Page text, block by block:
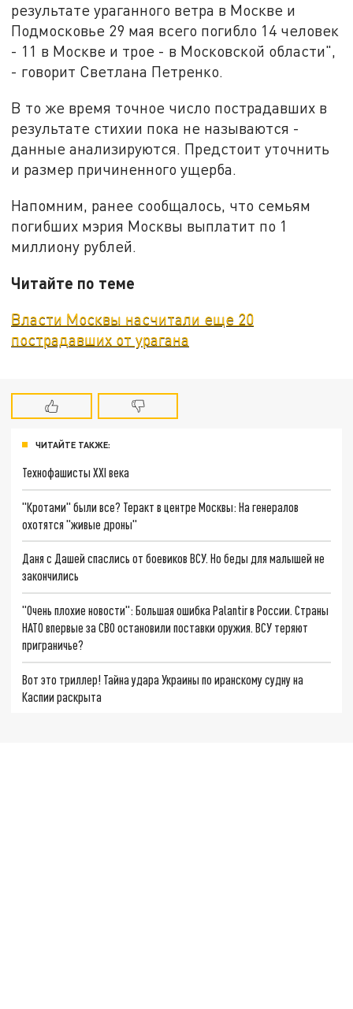
результате ураганного ветра в Москве и
Подмосковье 29 мая всего погибло 14 человек
- 11 в Москве и трое - в Московской области",
- говорит Светлана Петренко.
В то же время точное число пострадавших в
результате стихии пока не называются -
данные анализируются. Предстоит уточнить
и размер причиненного ущерба.
Напомним, ранее сообщалось, что семьям
погибших мэрия Москвы выплатит по 1
миллиону рублей.
Читайте по теме
Власти Москвы насчитали еще 20
пострадавших от урагана
ЧИТАЙТЕ ТАКЖЕ:
Технофашисты XXI века
"Кротами" были все? Теракт в центре Москвы: На генералов
охотятся "живые дроны"
Даня с Дашей спаслись от боевиков ВСУ. Но беды для малышей не
закончились
"Очень плохие новости": Большая ошибка Palantir в России. Страны
НАТО впервые за СВО остановили поставки оружия. ВСУ теряют
приграничье?
Вот это триллер! Тайна удара Украины по иранскому судну на
Каспии раскрыта